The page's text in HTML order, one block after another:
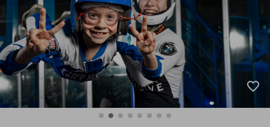
10+ miljoen leden
favorite_border